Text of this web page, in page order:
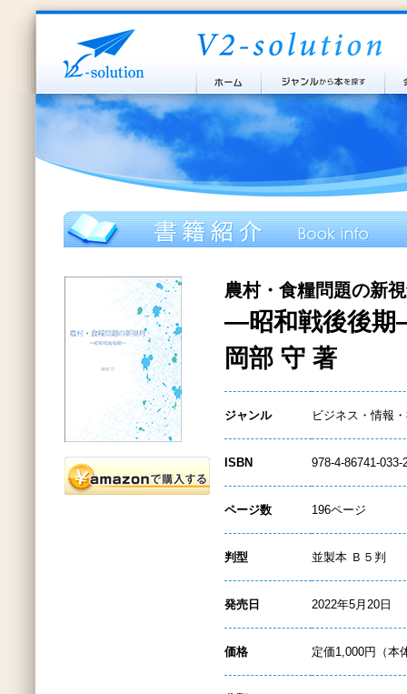
農村・食糧問題の新
―昭和戦後後
岡部 守 著
ジャンル ビジネス・情報
ISBN 978-4-86741-033-
ページ数 196ページ
判型 並製本 Ｂ５判
発売日 2022年5月20日
価格 定価1,000円（本